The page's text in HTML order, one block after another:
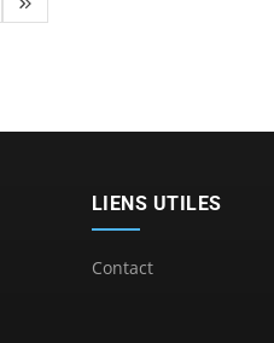
LIENS UTILES
Contact